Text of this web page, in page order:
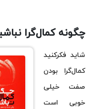
چگونه کمال‌گرا
شاید فکرکنید
کمال‌گرا بودن
صفت خیلی
خوبی است